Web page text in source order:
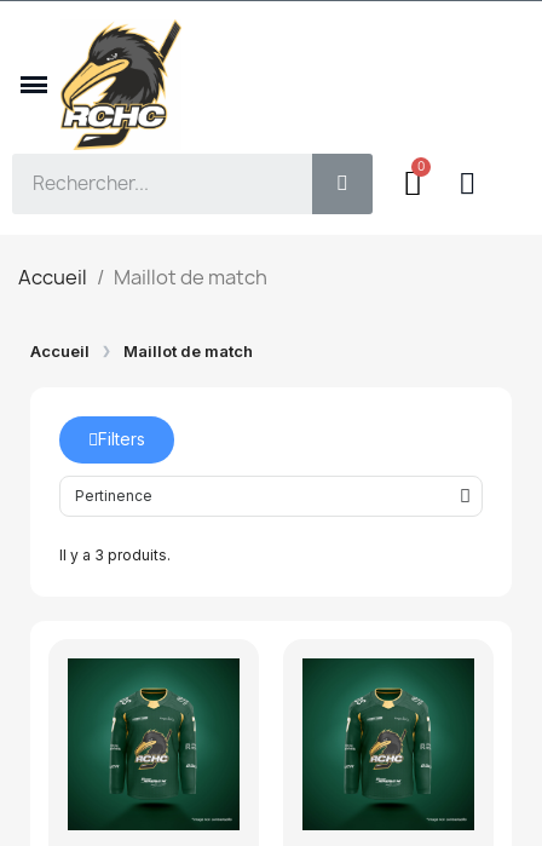
Accueil Maillot de match
Accueil Maillot de match
Il y a 3 produits.
Filters